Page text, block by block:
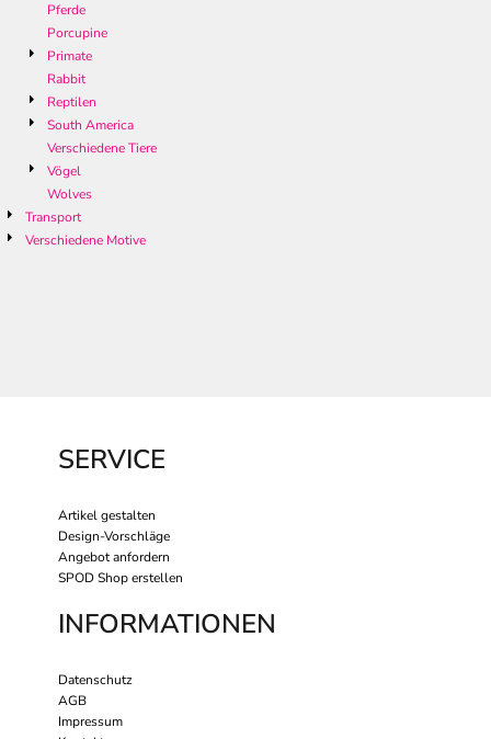
Pferde
Porcupine
Primate
Rabbit
Reptilen
South America
Verschiedene Tiere
Vögel
Wolves
Transport
Verschiedene Motive
SERVICE
Artikel gestalten
Design-Vorschläge
Angebot anfordern
SPOD Shop erstellen
INFORMATIONEN
Datenschutz
AGB
Impressum